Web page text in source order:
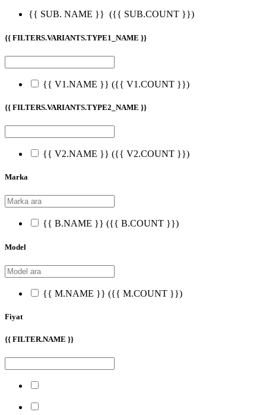
{{ SUB. NAME }} ({{ SUB.COUNT }})
{{ FILTERS.VARIANTS.TYPE1_NAME }}
{{ V1.NAME }} ({{ V1.COUNT }})
{{ FILTERS.VARIANTS.TYPE2_NAME }}
{{ V2.NAME }} ({{ V2.COUNT }})
Marka
{{ B.NAME }} ({{ B.COUNT }})
Model
{{ M.NAME }} ({{ M.COUNT }})
Fiyat
{{ FILTER.NAME }}